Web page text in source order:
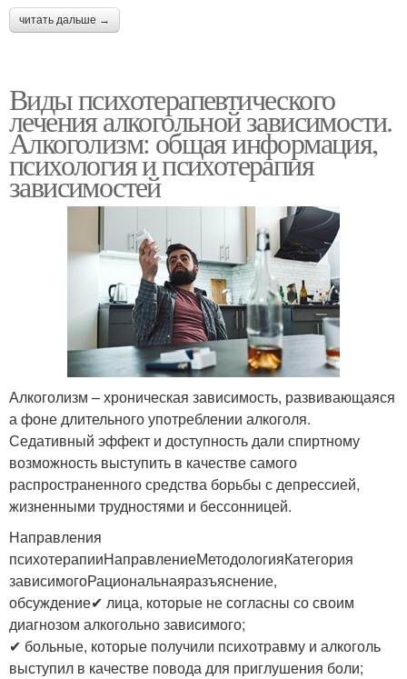
читать дальше →
Виды психотерапевтического
лечения алкогольной зависимости.
Алкоголизм: общая информация,
психология и психотерапия
зависимостей
Алкоголизм – хроническая зависимость, развивающаяся
а фоне длительного употреблении алкоголя.
Седативный эффект и доступность дали спиртному
возможность выступить в качестве самого
распространенного средства борьбы с депрессией,
жизненными трудностями и бессонницей.
Направления
психотерапииНаправлениеМетодологияКатегория
зависимогоРациональнаяразъяснение,
обсуждение✔ лица, которые не согласны со своим
диагнозом алкогольно зависимого;
✔ больные, которые получили психотравму и алкоголь
выступил в качестве повода для приглушения боли;